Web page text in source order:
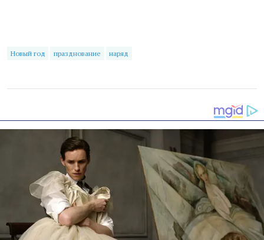
Новый год празднование наряд